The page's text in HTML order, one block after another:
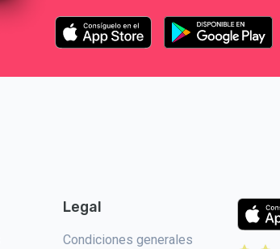
Legal
Condiciones generales